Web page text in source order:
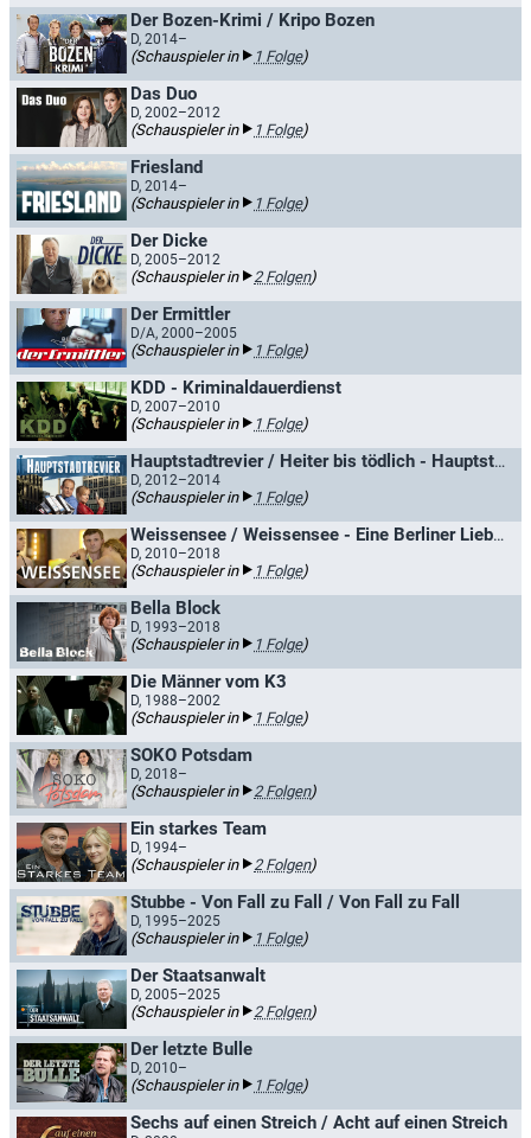
Der Bozen-Krimi / Kripo Bozen
D, 2014–
(Schauspieler in 1 Folge)
Das Duo
D, 2002–2012
(Schauspieler in 1 Folge)
Friesland
D, 2014–
(Schauspieler in 1 Folge)
Der Dicke
D, 2005–2012
(Schauspieler in 2 Folgen)
Der Ermittler
D/A, 2000–2005
(Schauspieler in 1 Folge)
KDD - Kriminaldauerdienst
D, 2007–2010
(Schauspieler in 1 Folge)
Hauptstadtrevier / Heiter bis tödlich - Hauptstadtrevier
D, 2012–2014
(Schauspieler in 1 Folge)
Weissensee / Weissensee - Eine Berliner Liebesgeschichte
D, 2010–2018
(Schauspieler in 1 Folge)
Bella Block
D, 1993–2018
(Schauspieler in 1 Folge)
Die Männer vom K3
D, 1988–2002
(Schauspieler in 1 Folge)
SOKO Potsdam
D, 2018–
(Schauspieler in 2 Folgen)
Ein starkes Team
D, 1994–
(Schauspieler in 2 Folgen)
Stubbe - Von Fall zu Fall / Von Fall zu Fall
D, 1995–2025
(Schauspieler in 1 Folge)
Der Staatsanwalt
D, 2005–2025
(Schauspieler in 2 Folgen)
Der letzte Bulle
D, 2010–
(Schauspieler in 1 Folge)
Sechs auf einen Streich / Acht auf einen Streich